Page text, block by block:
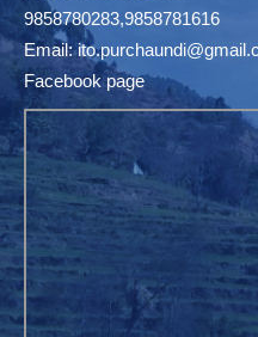
9858780283,9858781616
Email:
Facebook page